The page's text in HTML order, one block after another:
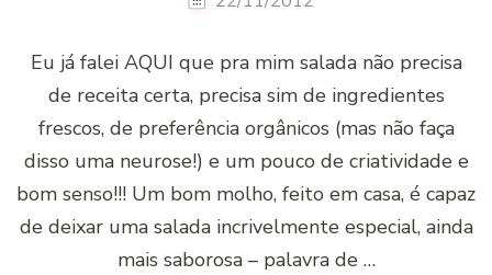
Eu já falei AQUI que pra mim salada não precisa
de receita certa, precisa sim de ingredientes
frescos, de preferência orgânicos (mas não faça
disso uma neurose!) e um pouco de criatividade e
bom senso!!! Um bom molho, feito em casa, é capaz
de deixar uma salada incrivelmente especial, ainda
mais saborosa – palavra de …